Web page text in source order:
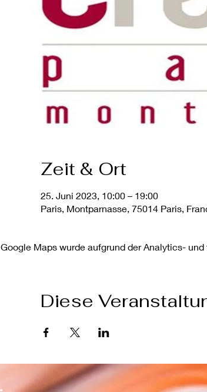
Zeit & Ort
25. Juni 2023, 10:00 – 19:00
Paris, Montparnasse, 75014 Paris,
Google Maps wurde aufgrund der Analytics-
Diese